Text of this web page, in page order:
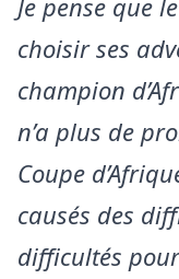
choisir ses
champion
n’a plus de
Coupe
causés des
difficultés